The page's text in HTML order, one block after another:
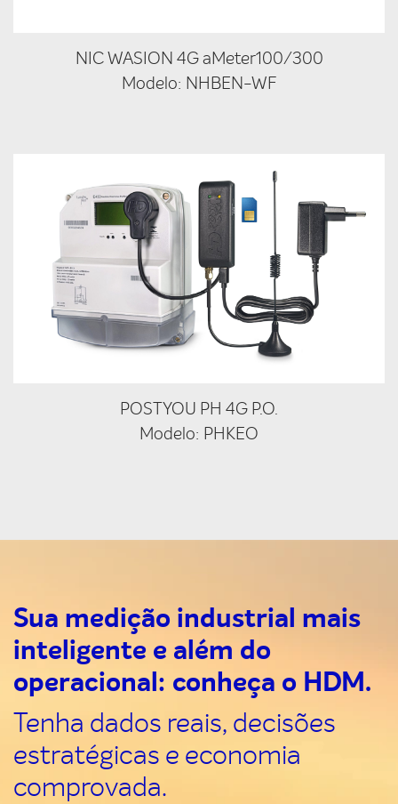
NIC WASION 4G aMeter100/300
Modelo: NHBEN-WF
POSTYOU PH 4G P.O.
Modelo: PHKEO
Sua medição industrial mais
inteligente e além do
operacional: conheça o HDM.
Tenha dados reais, decisões
estratégicas e economia
comprovada.